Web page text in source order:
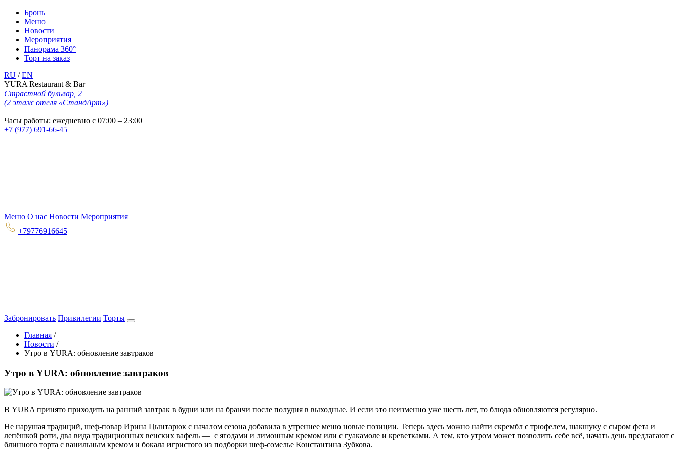
Бронь
Меню
Новости
Мероприятия
Панорама 360°
Торт на заказ
RU / EN
YURA Restaurant & Bar
Страстной бульвар, 2
(2 этаж отеля «СтандАрт»)
Часы работы: ежедневно с 07:00 – 23:00
+7 (977) 691-66-45
Меню О нас Новости Мероприятия
+79776916645
Забронировать Привилегии Торты
Главная /
Новости /
Утро в YURA: обновление завтраков
Утро в YURA: обновление завтраков
В YURA принято приходить на ранний завтрак в будни или на бранчи после полудня в выходные. И если это неизменно уже шесть лет, то блюда обновляются регулярно.
Не нарушая традиций, шеф-повар Ирина Цынтарюк с началом сезона добавила в утреннее меню новые позиции. Теперь здесь можно найти скрембл с трюфелем, шакшуку с сыром фета и
лепёшкой роти, два вида традиционных венских вафель — с ягодами и лимонным кремом или с гуакамоле и креветками. А тем, кто утром может позволить себе всё, начать день предлагают с
блинного торта с ванильным кремом и бокала игристого из подборки шеф-сомелье Константина Зубкова.